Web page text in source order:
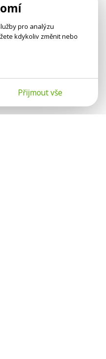
pro analýzu
kdykoliv změnit nebo
Přijmout vše